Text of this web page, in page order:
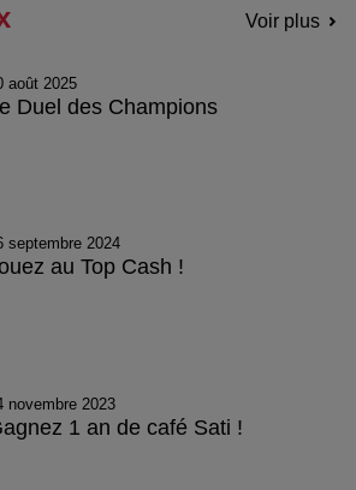
Voir plus
août 2025
Duel des Champions
septembre 2024
au Top Cash !
novembre 2023
1 an de café Sati !